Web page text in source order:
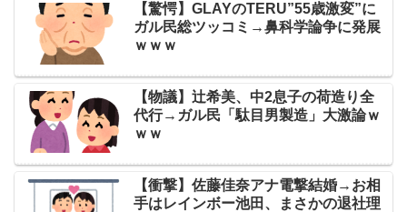
【驚愕】GLAYのTERU”55歳激変”に
ガル民総ツッコミ→鼻科学論争に発展
ｗｗｗ
【物議】辻希美、中2息子の荷造り全
代行→ガル民「駄目男製造」大激論ｗ
ｗｗ
【衝撃】佐藤佳奈アナ電撃結婚→お相
手はレインボー池田、まさかの退社理